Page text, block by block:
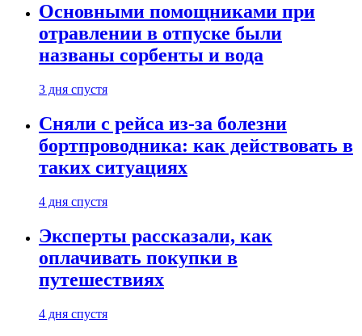
Основными помощниками при
отравлении в отпуске были
названы сорбенты и вода
3 дня спустя
Сняли с рейса из-за болезни
бортпроводника: как действовать в
таких ситуациях
4 дня спустя
Эксперты рассказали, как
оплачивать покупки в
путешествиях
4 дня спустя